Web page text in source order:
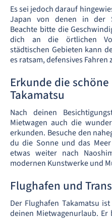
Es sei jedoch darauf
Japan von denen in der
Beachte bitte die
dich an die örtlichen
städtischen Gebieten kann
es ratsam, defensives
Erkunde die
Takamatsu
Nach deinen
Mietwagen auch die
erkunden. Besuche den
du die Sonne und das
etwas weiter nach
modernen Kunstwerke und
Flughafen und
Der Flughafen Takamatsu
deinen Mietwagenurlaub.